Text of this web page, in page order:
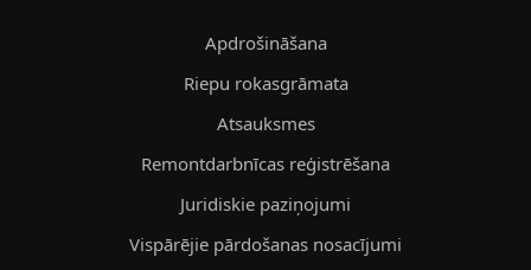
Apdrošināšana
Riepu rokasgrāmata
Atsauksmes
Remontdarbnīcas reģistrēšana
Juridiskie paziņojumi
Vispārējie pārdošanas nosacījumi